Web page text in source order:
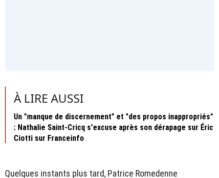
À LIRE AUSSI
Un "manque de discernement" et "des propos inappropriés"
: Nathalie Saint-Cricq s'excuse après son dérapage sur Éric
Ciotti sur Franceinfo
Quelques instants plus tard, Patrice Romedenne